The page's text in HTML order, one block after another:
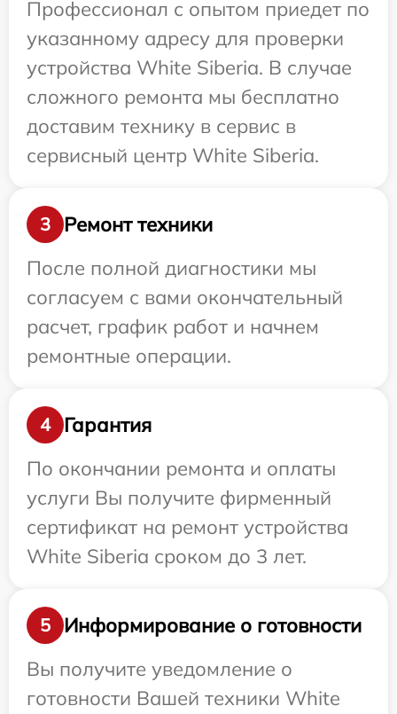
Профессионал с опытом приедет по
указанному адресу для проверки
устройства White Siberia. В случае
сложного ремонта мы бесплатно
доставим технику в сервис в
сервисный центр White Siberia.
3
Ремонт техники
После полной диагностики мы
согласуем с вами окончательный
расчет, график работ и начнем
ремонтные операции.
4
Гарантия
По окончании ремонта и оплаты
услуги Вы получите фирменный
сертификат на ремонт устройства
White Siberia сроком до 3 лет.
5
Информирование о готовности
Вы получите уведомление о
готовности Вашей техники White